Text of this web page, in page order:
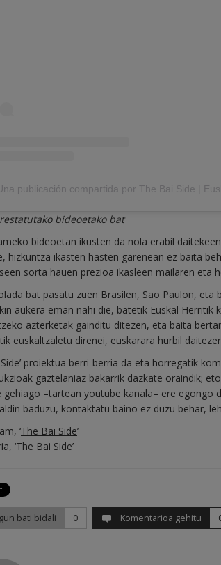
publicación compartida por The Bai Side |
bideoetako bat
bideoetan ikusten da nola erabil
hizkuntza ikasten hasten garenean ez baita
sorta hauen prezioa ikasleen mailaren eta
bat pasatu zuen Brasilen, Sao Paulon,
aukera eman nahi die, batetik Euskal
azterketak gainditu ditezen, eta baita
euskaltzaletu direnei, euskarara hurbil
Side’ proiektua berri-berria da eta horregatik
gaztelaniaz bakarrik dazkate oraindik;
gehiago –tartean youtube kanala– ere egongo
baduzu, kontaktatu baino ez duzu behar,
‘The Bai Side’
‘The Bai Side’
bati bidali 0 Komentarioa gehitu